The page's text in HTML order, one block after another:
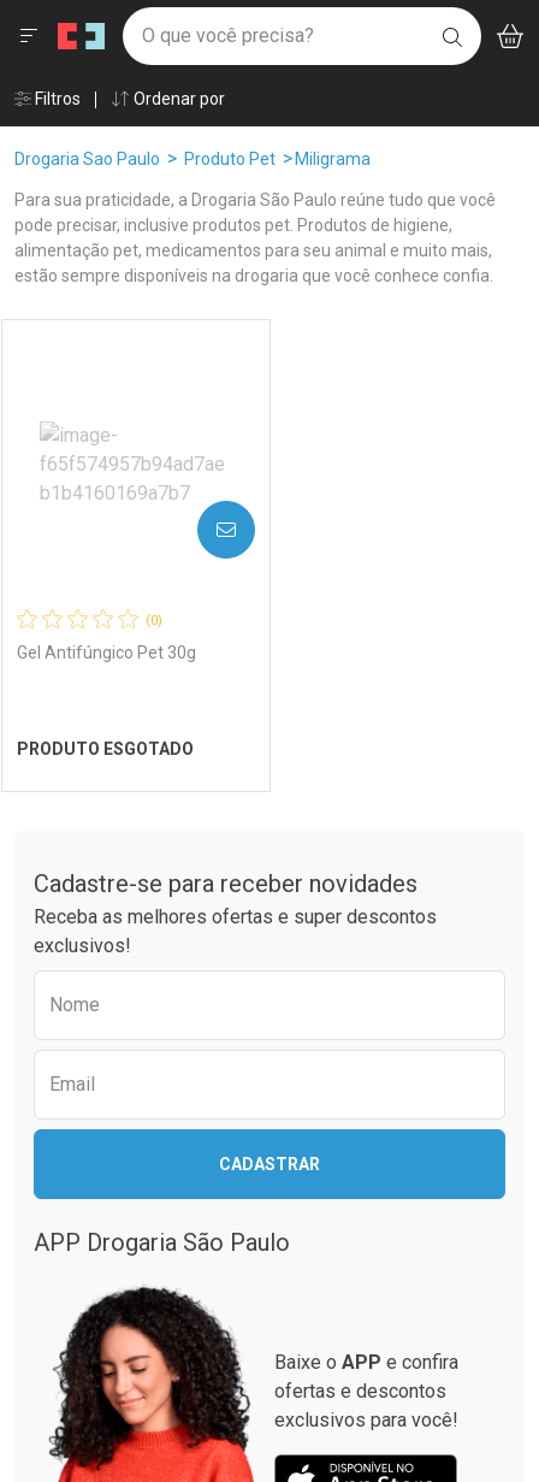
Drogaria São Paulo
Ir direto para a home
pela página
Ir direto para o conteúdo
Ir direto para a conta
Ir direto para a notificações
Ir direto para o carrinho
Ir direto para o menu
O que você precisa? BUSCAR
Menu
Breadcrumb
Drogaria Sao Paulo Produto Pet Miligrama
Para sua praticidade, a Drogaria São Paulo reúne tudo que você
pode precisar, inclusive produtos pet. Produtos de higiene,
alimentação pet, medicamentos para seu animal e muito mais,
estão sempre disponíveis na drogaria que você conhece confia.
Linkagens Internas em Destaque
(0)
Gel Antifúngico Pet 30g
PRODUTO ESGOTADO
AVISE-ME
Laboratório
Por Menos
Âncoras
Filtros Ordenar por
Cadastre-se para receber novidades
Receba as melhores ofertas e super descontos
exclusivos!
Nome
Email
CADASTRAR
APP Drogaria São Paulo
Baixe o APP e confira
ofertas e descontos
exclusivos para você!